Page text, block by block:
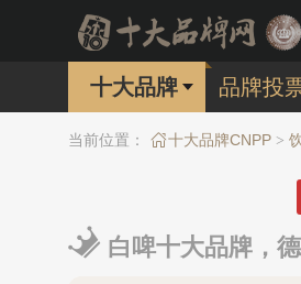
十大品牌 品牌投
当前位置： 十大品牌CNPP >
白啤十大品牌，